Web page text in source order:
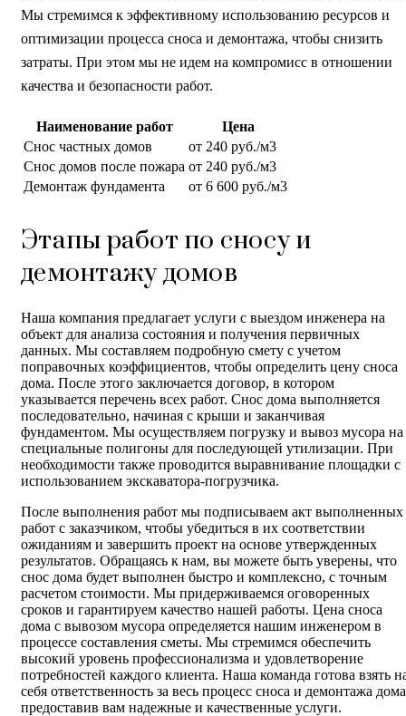
Мы стремимся к эффективному использованию ресурсов и
оптимизации процесса сноса и демонтажа, чтобы снизить
затраты. При этом мы не идем на компромисс в отношении
качества и безопасности работ.
Наименование работ
Цена
Снос частных домов
от 240 руб./м3
Снос домов после пожара от 240 руб./м3
Демонтаж фундамента
от 6 600 руб./м3
Этапы работ по сносу и
демонтажу домов
Наша компания предлагает услуги с выездом инженера на
объект для анализа состояния и получения первичных
данных. Мы составляем подробную смету с учетом
поправочных коэффициентов, чтобы определить цену сноса
дома. После этого заключается договор, в котором
указывается перечень всех работ. Снос дома выполняется
последовательно, начиная с крыши и заканчивая
фундаментом. Мы осуществляем погрузку и вывоз мусора на
специальные полигоны для последующей утилизации. При
необходимости также проводится выравнивание площадки с
использованием экскаватора-погрузчика.
После выполнения работ мы подписываем акт выполненных
работ с заказчиком, чтобы убедиться в их соответствии
ожиданиям и завершить проект на основе утвержденных
результатов. Обращаясь к нам, вы можете быть уверены, что
снос дома будет выполнен быстро и комплексно, с точным
расчетом стоимости. Мы придерживаемся оговоренных
сроков и гарантируем качество нашей работы. Цена сноса
дома с вывозом мусора определяется нашим инженером в
процессе составления сметы. Мы стремимся обеспечить
высокий уровень профессионализма и удовлетворение
потребностей каждого клиента. Наша команда готова взять
себя ответственность за весь процесс сноса и демонтажа
предоставив вам надежные и качественные услуги.